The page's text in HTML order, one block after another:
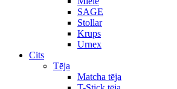
SAGE
Stollar
Krups
Urnex
Cits
Tēja
Matcha tēja